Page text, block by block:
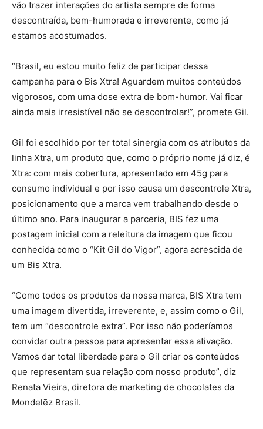
vão trazer interações do artista sempre de forma
descontraída, bem-humorada e irreverente, como já
estamos acostumados.
“Brasil, eu estou muito feliz de participar dessa
campanha para o Bis Xtra! Aguardem muitos conteúdos
vigorosos, com uma dose extra de bom-humor. Vai ficar
ainda mais irresistível não se descontrolar!”, promete Gil.
Gil foi escolhido por ter total sinergia com os atributos da
linha Xtra, um produto que, como o próprio nome já diz, é
Xtra: com mais cobertura, apresentado em 45g para
consumo individual e por isso causa um descontrole Xtra,
posicionamento que a marca vem trabalhando desde o
último ano. Para inaugurar a parceria, BIS fez uma
postagem inicial com a releitura da imagem que ficou
conhecida como o “Kit Gil do Vigor”, agora acrescida de
um Bis Xtra.
“Como todos os produtos da nossa marca, BIS Xtra tem
uma imagem divertida, irreverente, e, assim como o Gil,
tem um “descontrole extra”. Por isso não poderíamos
convidar outra pessoa para apresentar essa ativação.
Vamos dar total liberdade para o Gil criar os conteúdos
que representam sua relação com nosso produto”, diz
Renata Vieira, diretora de marketing de chocolates da
Mondelēz Brasil.